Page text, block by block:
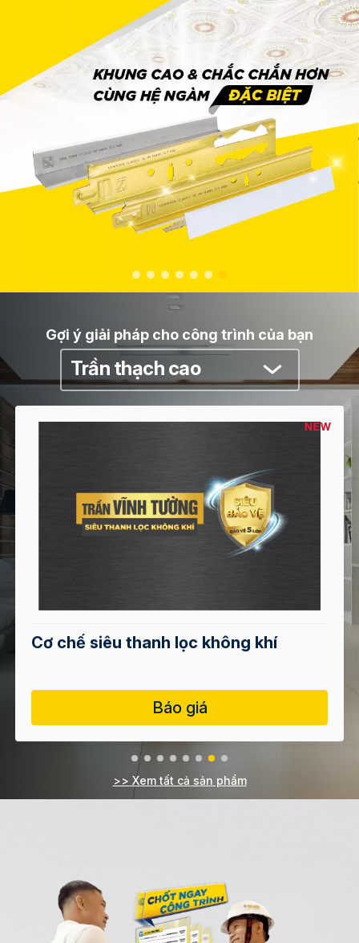
Gợi ý giải pháp cho công trình của bạn
Trần thạch cao
Cơ chế siêu thanh lọc không khí
Báo giá
>> Xem tất cả sản phẩm